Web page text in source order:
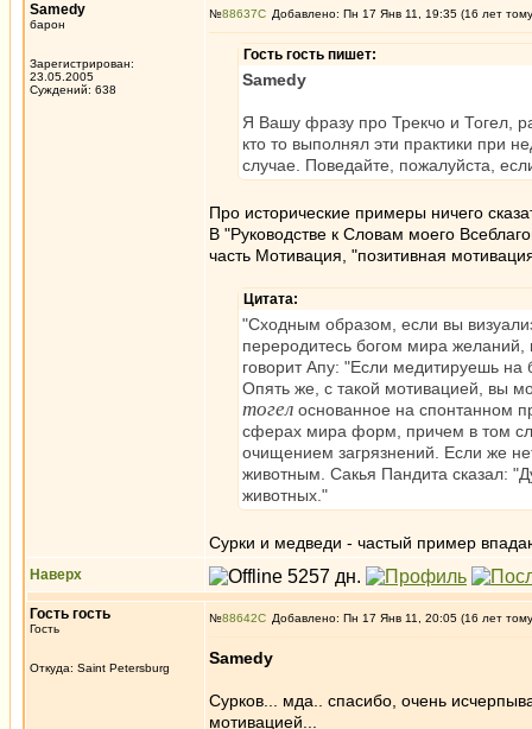
Samedy
барон
Зарегистрирован:
23.05.2005
Суждений: 638
№88637 Добавлено: Пн 17 Янв 11, 19:35 (16 лет
Гость гость пишет:
Samedy
Я Вашу фразу про Трекчо и Тогел,
кто то выполнял эти практики при
случае. Поведайте, пожалуйста,
Про исторические примеры ничего
В "Руководстве к Словам моего
часть Мотивация, "позитивная
Цитата:
"Сходным образом, если вы
переродитесь богом мира желаний,
говорит Апу: "Если медитируешь
Опять же, с такой мотивацией, вы
тогел основанное на спонтанном
сферах мира форм, причем в том
очищением загрязнений. Если же
животным. Сакья Пандита сказал:
животных."
Сурки и медведи - частый пример
Наверх
Гость гость
Гость
Откуда: Saint Petersburg
№88642 Добавлено: Пн 17 Янв 11, 20:05 (16 лет
Samedy
Сурков... мда.. спасибо, очень
мотивацией...